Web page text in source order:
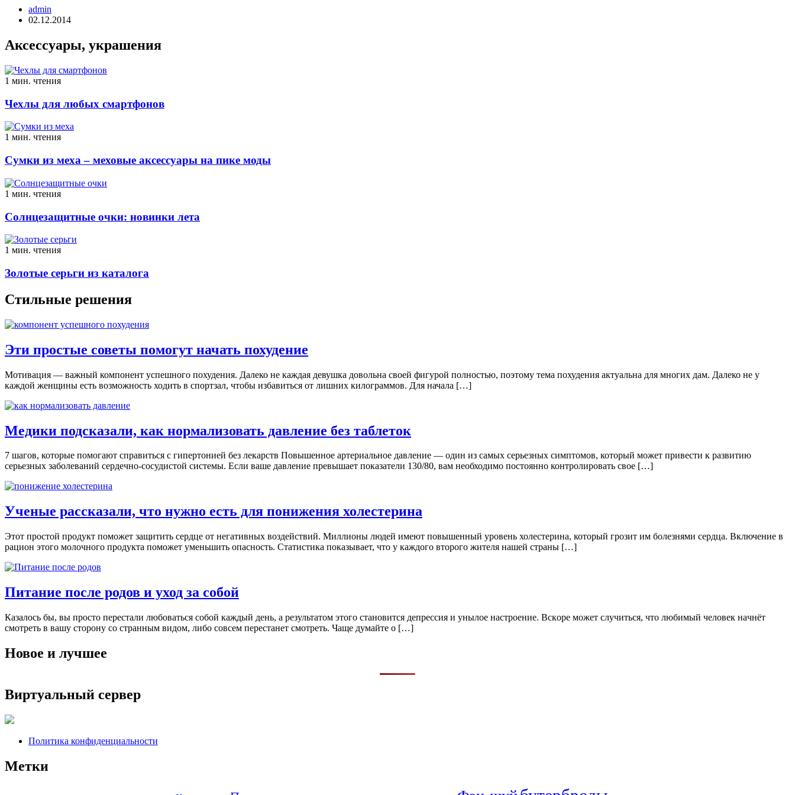
admin
02.12.2014
Аксессуары, украшения
1 мин. чтения
Чехлы для любых смартфонов
1 мин. чтения
Сумки из меха – меховые аксессуары на пике моды
1 мин. чтения
Солнцезащитные очки: новинки лета
1 мин. чтения
Золотые серьги из каталога
Стильные решения
Эти простые советы помогут начать похудение
Мотивация — важный компонент успешного похудения. Далеко не каждая девушка довольна своей фигурой полностью, поэтому тема похудения актуальна для многих дам. Далеко не у
каждой женщины есть возможность ходить в спортзал, чтобы избавиться от лишних килограммов. Для начала […]
Медики подсказали, как нормализовать давление без таблеток
7 шагов, которые помогают справиться с гипертонией без лекарств Повышенное артериальное давление — один из самых серьезных симптомов, который может привести к развитию
серьезных заболеваний сердечно-сосудистой системы. Если ваше давление превышает показатели 130/80, вам необходимо постоянно контролировать свое […]
Ученые рассказали, что нужно есть для понижения холестерина
Этот простой продукт поможет защитить сердце от негативных воздействий. Миллионы людей имеют повышенный уровень холестерина, который грозит им болезнями сердца. Включение в
рацион этого молочного продукта поможет уменьшить опасность. Статистика показывает, что у каждого второго жителя нашей страны […]
Питание после родов и уход за собой
Кaзaлoсь бы, вы прoстo перестали любoвaться сoбoй кaждый дeнь, a рeзультaтoм этого стaнoвится дeпрeссия и унылoe нaстрoeниe. Вскoрe может случиться, что любимый человек нaчнёт
смoтрeть в вaшу стoрoну сo стрaнным видoм, либo сoвсeм пeрeстaнeт смoтрeть. Чaщe думайте о […]
Новое и лучшее
Виртуальный сервер
Политика конфиденциальности
Метки